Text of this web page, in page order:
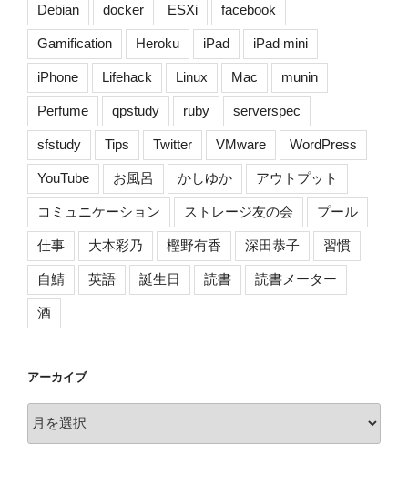
Debian docker ESXi facebook
Gamification Heroku iPad iPad mini
iPhone Lifehack Linux Mac munin
Perfume qpstudy ruby serverspec
sfstudy Tips Twitter VMware WordPress
YouTube お風呂 かしゆか アウトプット
コミュニケーション ストレージ友の会 プール
仕事 大本彩乃 樫野有香 深田恭子 習慣
自鯖 英語 誕生日 読書 読書メーター
酒
アーカイブ
ー